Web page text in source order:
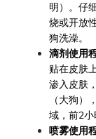
明）。仔
烧或开放
狗洗澡。
滴剂使用
贴在皮肤
渗入皮肤
（大狗
域，前2小
喷雾使用